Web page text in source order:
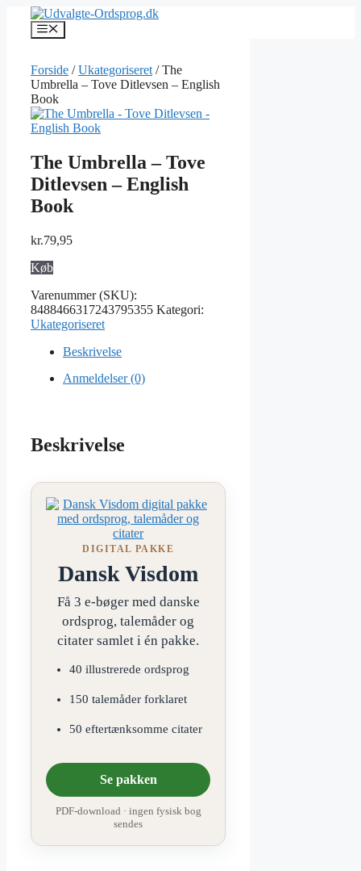
indhold
Menu
Forside /Ukategoriseret / The
Umbrella – Tove Ditlevsen – English
Book
The Umbrella – Tove
Ditlevsen – English
Book
kr.79,95
Køb
Varenummer (SKU):
8488466317243795355 Kategori:
Ukategoriseret
Beskrivelse
Anmeldelser (0)
Beskrivelse
DIGITAL PAKKE
Dansk Visdom
Få 3 e-bøger med danske
ordsprog, talemåder og
citater samlet i én pakke.
40 illustrerede ordsprog
150 talemåder forklaret
50 eftertænksomme citater
Se pakken
PDF-download · ingen fysisk bog
sendes